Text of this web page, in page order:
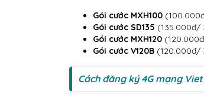
Gói cước MXH100
Gói cước SD135 (135.000đ/
Gói cước MXH120
Gói cước V120B (120.000đ/
Cách đăng ký 4G mạng